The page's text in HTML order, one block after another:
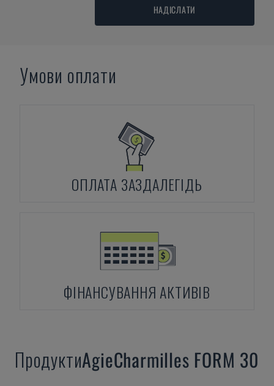
НАДІСЛАТИ
Умови оплати
ОПЛАТА ЗАЗДАЛЕГІДЬ
ФІНАНСУВАННЯ АКТИВІВ
ПродуктиAgieCharmilles FORM 30